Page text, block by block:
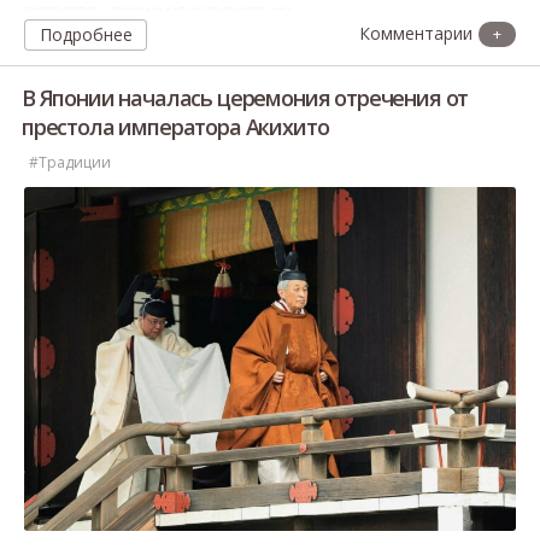
В 11 часов 12 минут утра императ
Подробнее +
В Японии началась церемония отречения от
престола императора Акихито
#Традиции